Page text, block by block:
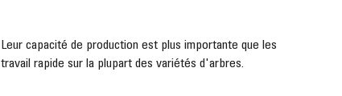
capacité de production est plus importante que les
rapide sur la plupart des variétés d'arbres.